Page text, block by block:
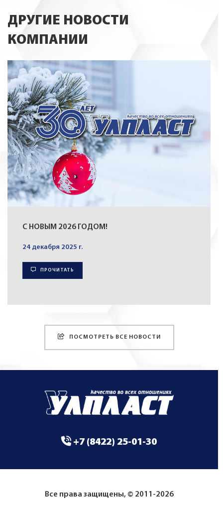
ДРУГИЕ НОВОСТИ
КОМПАНИИ
С НОВЫМ 2026 ГОДОМ!
24 декабря 2025 г.
ПРОЧИТАТЬ
ПОСМОТРЕТЬ ВСЕ НОВОСТИ
+7 (8422) 25-01-30
Все права защищены, © 2011-2026